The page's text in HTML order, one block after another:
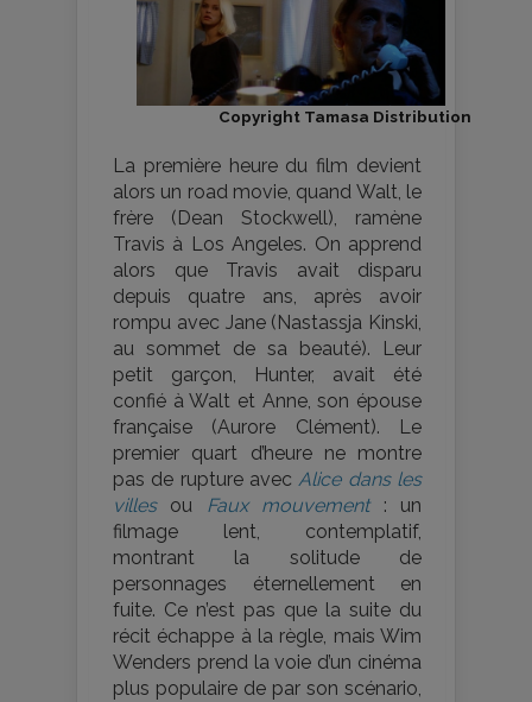
Copyright Tamasa Distribution
La première heure du film devient
alors un road movie, quand Walt, le
frère (Dean Stockwell), ramène
Travis à Los Angeles. On apprend
alors que Travis avait disparu
depuis quatre ans, après avoir
rompu avec Jane (Nastassja Kinski,
au sommet de sa beauté). Leur
petit garçon, Hunter, avait été
confié à Walt et Anne, son épouse
française (Aurore Clément). Le
premier quart d’heure ne montre
pas de rupture avecAlice dans les
villesou Faux mouvement: un
filmage lent, contemplatif,
montrant la solitude de
personnages éternellement en
fuite. Ce n’est pas que la suite du
récit échappe à la règle, mais Wim
Wenders prend la voie d’un cinéma
plus populaire de par son scénario,